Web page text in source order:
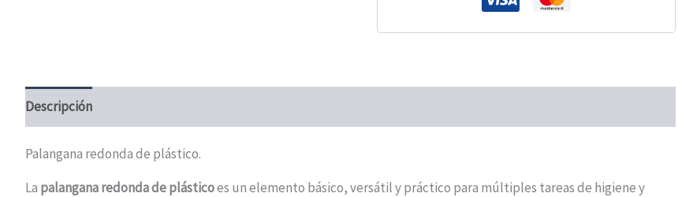
Descripción
Palangana redonda de plástico.
La palangana redonda de plásticoes un elemento básico, versátil y práctico para múltiples tareas de higiene y